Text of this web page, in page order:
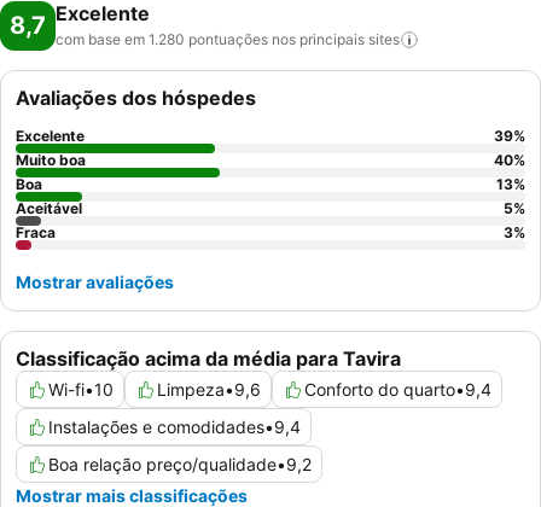
8,7 Excelente
com base em 1.280 pontuações nos principais sites
Classificação acima da média para Tavira
Wi-fi•10 Limpeza•9,6 Conforto do quarto•9,4
Instalações e comodidades•9,4
Boa relação preço/qualidade•9,2
Mostrar mais classificações
Avaliações dos hóspedes
Excelente 39%
Muito boa
40%
Boa
13%
Aceitável
5%
Fraca
3%
Mostrar avaliações